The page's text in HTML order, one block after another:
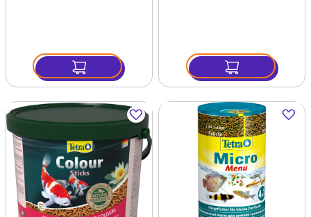
Dodaj
do
ulubionych
Dodaj
do